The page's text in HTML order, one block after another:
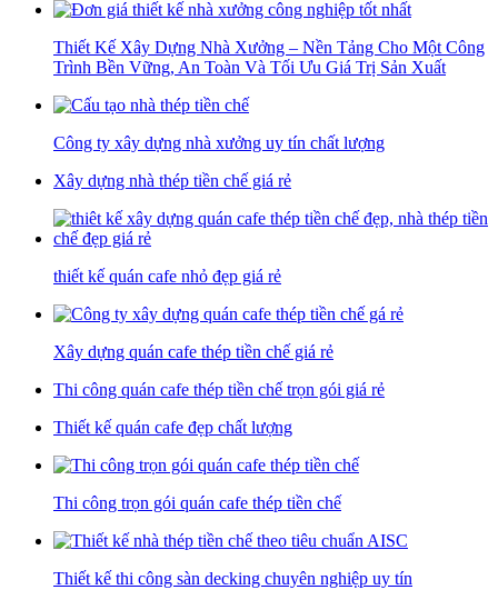
Thiết Kế Xây Dựng Nhà Xưởng – Nền Tảng Cho Một Công
Trình Bền Vững, An Toàn Và Tối Ưu Giá Trị Sản Xuất
Công ty xây dựng nhà xưởng uy tín chất lượng
Xây dựng nhà thép tiền chế giá rẻ
thiết kế quán cafe nhỏ đẹp giá rẻ
Xây dựng quán cafe thép tiền chế giá rẻ
Thi công quán cafe thép tiền chế trọn gói giá rẻ
Thiết kế quán cafe đẹp chất lượng
Thi công trọn gói quán cafe thép tiền chế
Thiết kế thi công sàn decking chuyên nghiệp uy tín